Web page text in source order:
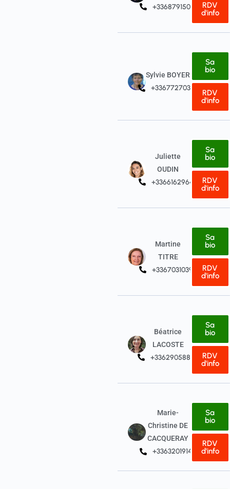
+33687915031
RDV
d'info
Sylvie BOYER
+33677270332
Sa
bio
RDV
d'info
Juliette
OUDIN
+33661629646
Sa
bio
RDV
d'info
Martine
TITRE
+33670310396
Sa
bio
RDV
d'info
Béatrice
LACOSTE
+33629058850
Sa
bio
RDV
d'info
Marie-
Christine DE
CACQUERAY
+33632019144
Sa
bio
RDV
d'info